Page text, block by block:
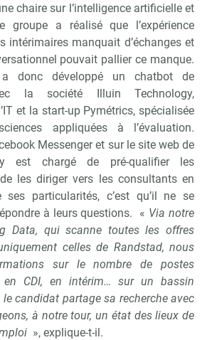
chaire sur l’intelligence artificielle et
groupe a réalisé que l’expérience
intérimaires manquait d’échanges et
pouvait pallier ce manque.
donc développé un chatbot de
la société Illuin Technology,
et la start-up Pymétrics, spécialisée
appliquées à l’évaluation.
Messenger et sur le site web de
est chargé de pré-qualifier les
les diriger vers les consultants en
ses particularités, c’est qu’il ne se
à leurs questions. « Via notre
Data, qui scanne toutes les offres
celles de Randstad, nous
sur le nombre de postes
en CDI, en intérim… sur un bassin
le candidat partage sa recherche avec
à notre tour, un état des lieux de
», explique-t-il.